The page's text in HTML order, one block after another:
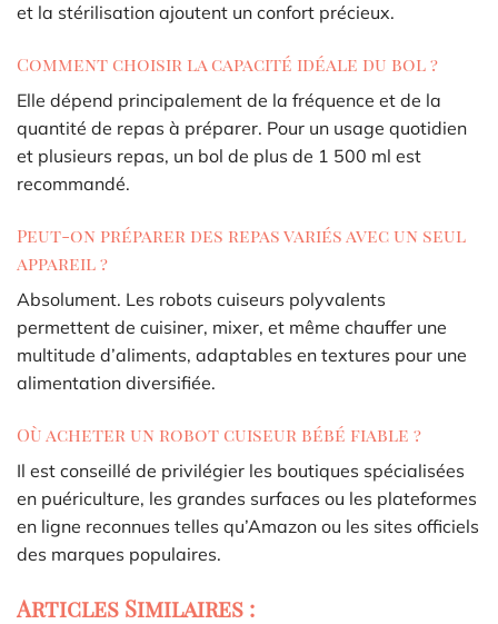
et la stérilisation ajoutent un confort précieux.
Comment choisir la capacité idéale du bol ?
Elle dépend principalement de la fréquence et de la
quantité de repas à préparer. Pour un usage quotidien
et plusieurs repas, un bol de plus de 1 500 ml est
recommandé.
Peut-on préparer des repas variés avec un seul
appareil ?
Absolument. Les robots cuiseurs polyvalents
permettent de cuisiner, mixer, et même chauffer une
multitude d’aliments, adaptables en textures pour une
alimentation diversifiée.
Où acheter un robot cuiseur bébé fiable ?
Il est conseillé de privilégier les boutiques spécialisées
en puériculture, les grandes surfaces ou les plateformes
en ligne reconnues telles qu’Amazon ou les sites officiels
des marques populaires.
Articles Similaires :